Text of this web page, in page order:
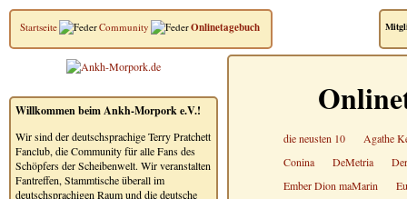
Startseite Community Onlinetagebuch
Willkommen beim Ankh-Morpork e.V.!
Wir sind der deutschsprachige Terry Pratchett
Fanclub, die Community für alle Fans des
Schöpfers der Scheibenwelt. Wir veranstalten
Fantreffen, Stammtische überall im
deutschsprachigen Raum und die deutsche
die neusten 10
Agathe
Conina
DeMetria
Ember Dion maMarin